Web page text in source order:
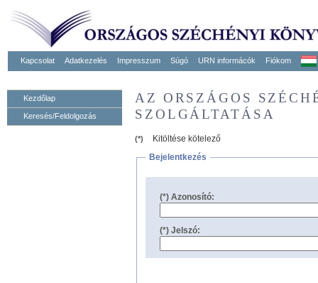
Kapcsolat Adatkezelés Impresszum Súgó URN informácók Fiókom
Kezdőlap
Keresés/Feldolgozás
AZ ORSZÁGOS
SZOLGÁLTATÁSA
(*)
Kitöltése kötelező
Bejelentkezés
(*) Azonosító:
(*) Jelszó: